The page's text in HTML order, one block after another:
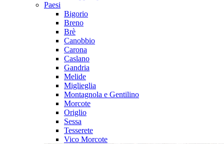
Paesi
Bigorio
Breno
Brè
Canobbio
Carona
Caslano
Gandria
Melide
Miglieglia
Montagnola e Gentilino
Morcote
Origlio
Sessa
Tesserete
Vico Morcote